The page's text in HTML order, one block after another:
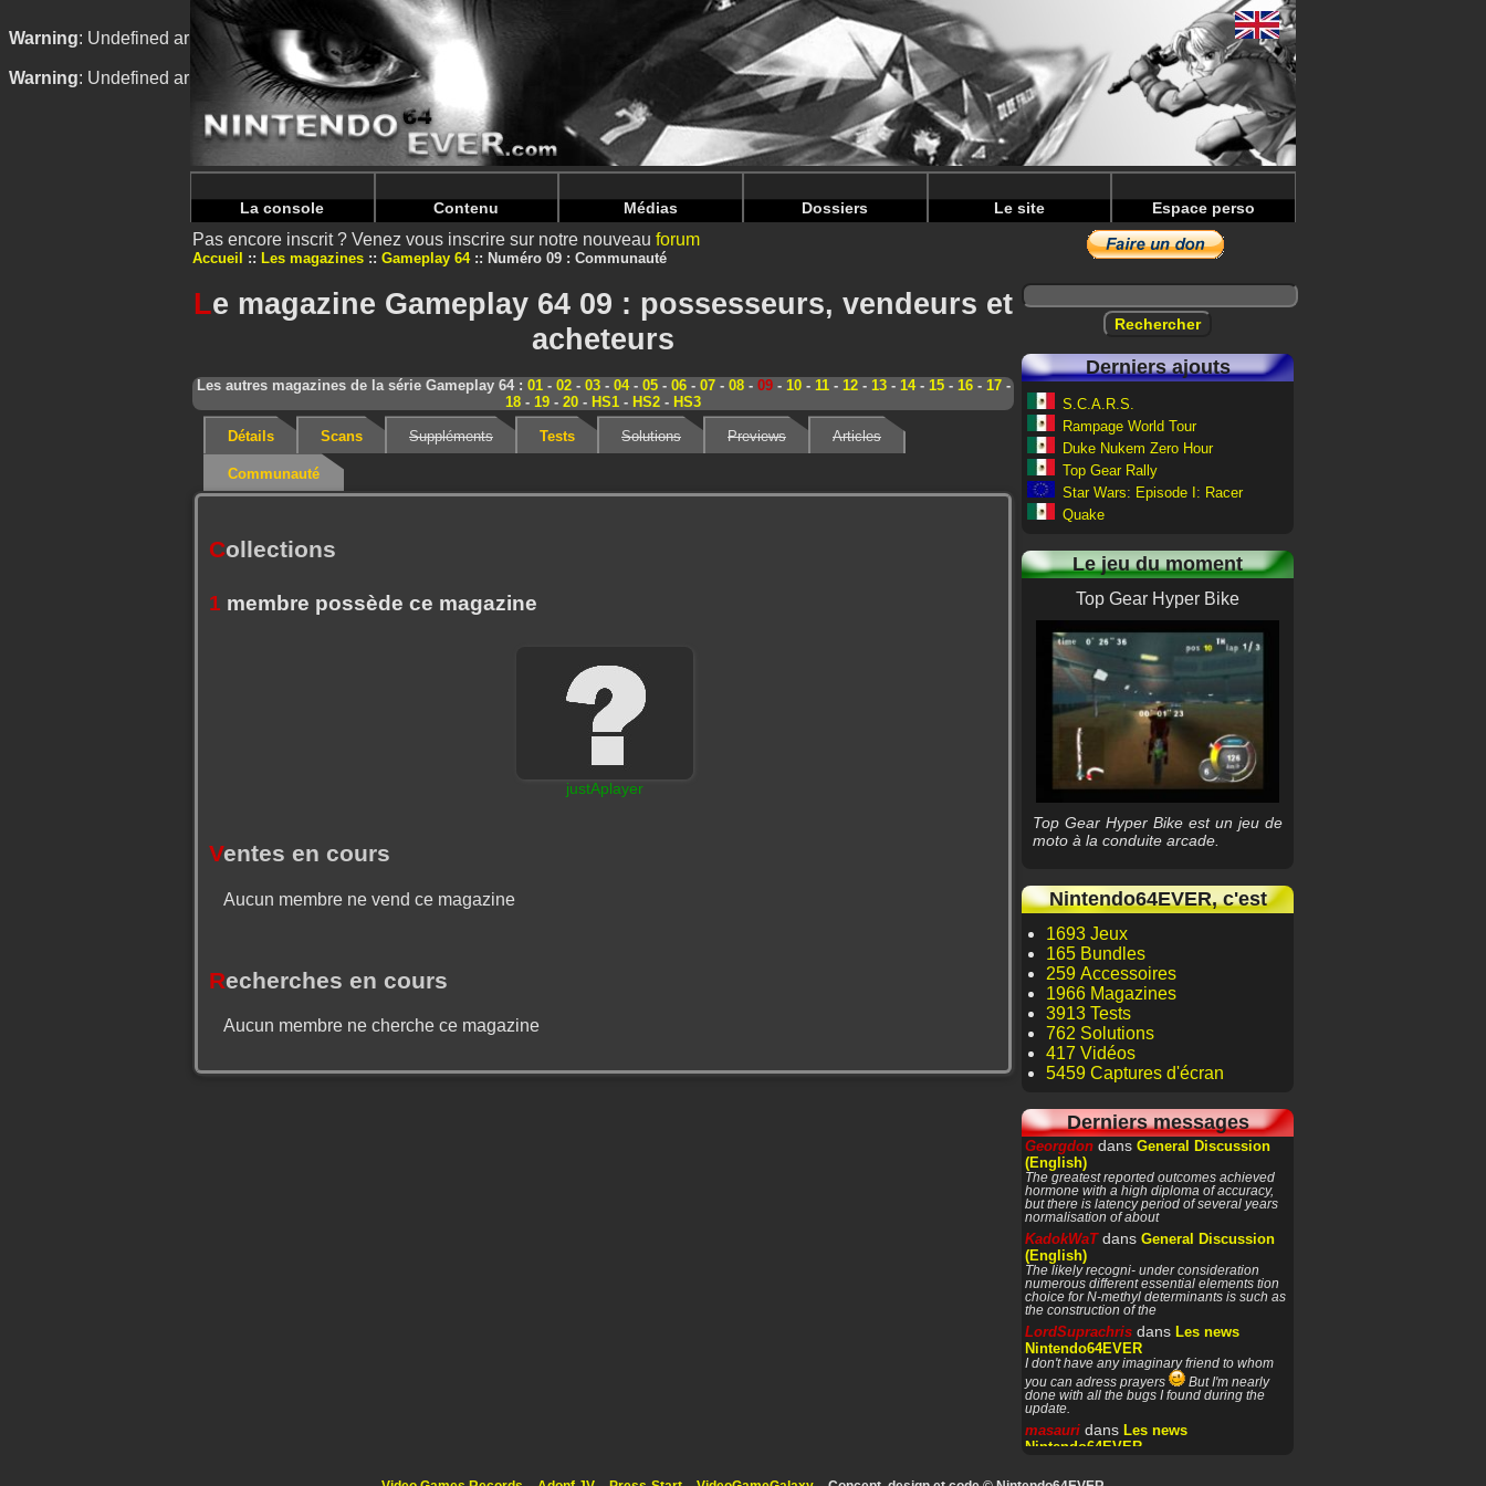
Warning: Undefined array key "HTTP_REFERER" in/home/nintendoju/www/Magazine-Communaute.php on line70
Warning: Undefined array key "HTTP_REFERER" in/home/nintendoju/www/Magazine-Communaute.phpon line74
La console Contenu Médias Dossiers Le site Espace perso
Pas encore inscrit ? Venez vous inscrire sur notre nouveau forum
Accueil Les magazines Gameplay 64 Numéro 09 : Communauté
Le magazine Gameplay 64 09 : possesseurs, vendeurs et
acheteurs
Les autres magazines de la série Gameplay 64 : 01- 02- 03- 04- 05- 06- 07- 08- 09- 10- 11- 12- 13- 14- 15- 16- 17-
18 - 19 - 20 - HS1 - HS2 - HS3
Détails Scans Suppléments Tests Solutions Previews Articles
Communauté
Collections
1 membre possède ce magazine
justAplayer
Ventes en cours
Aucun membre ne vend ce magazine
Recherches en cours
Aucun membre ne cherche ce magazine
Derniers ajouts
S.C.A.R.S.
Rampage World Tour
Duke Nukem Zero Hour
Top Gear Rally
Star Wars: Episode I: Racer
Quake
Le jeu du moment
Top Gear Hyper Bike
Top Gear Hyper Bike est un jeu de
moto à la conduite arcade.
Nintendo64EVER, c'est
1693 Jeux
165 Bundles
259 Accessoires
1966 Magazines
3913 Tests
762 Solutions
417 Vidéos
5459 Captures d'écran
Derniers messages
Georgdon dans General Discussion
(English)
The greatest reported outcomes achieved
hormone with a high diploma of accuracy,
but there is latency period of several years
normalisation of about
KadokWaTdans General Discussion
(English)
The likely recogni- under consideration
numerous different essential elements tion
choice for N-methyl determinants is such as
the construction of the
LordSuprachris dans Les news
Nintendo64EVER
I don't have any imaginary friend to whom
you can adress prayers
But I'm nearly
done with all the bugs I found during the
update.
masauri dans Les news
Nintendo64EVER